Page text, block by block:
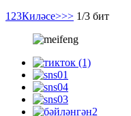
1 23Киләсе>>> 1/3 бит